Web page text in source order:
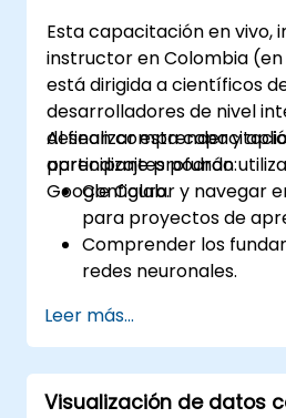
Utilizar el aprendizaje
para mejorar el
modelos CNN.
Visualizar e interpretar
los modelos de
Esta capacitación en vivo,
instructor en Colombia
está dirigida a científicos
desarrolladores de nivel
desean comprender y
aprendizaje profundo
Google Colab.
Al finalizar esta
participantes podrán:
Configurar y navegar
para proyectos de
Comprender los
redes neuronales.
profundo utilizando
Entrenar y evaluar
aprendizaje profundo.
Aprovechar las
Leer más...
Visualización de datos